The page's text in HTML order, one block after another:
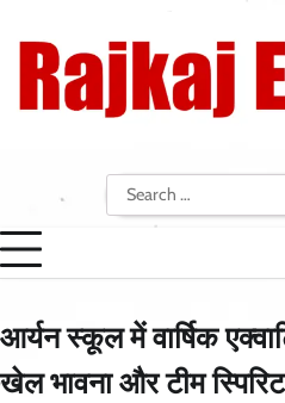
content
Search
for:
आर्यन स्कूल में वार्षिक
खेल भावना और टीम